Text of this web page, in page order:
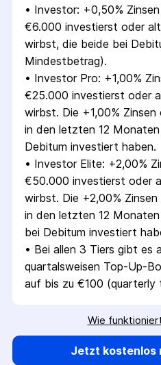
• Investor: +0,50%
€6.000 investierst oder
wirbst, die beide bei
Mindestbetrag).
• Investor Pro: +1,00%
€25.000 investierst oder
wirbst. Die +1,00%
in den letzten 12
Debitum investiert haben.
• Investor Elite: +2,00%
€50.000 investierst oder
wirbst. Die +2,00%
in den letzten 12
bei Debitum investiert
• Bei allen 3 Tiers gibt es
quartalsweisen Top-Up-
auf bis zu €100 (quarterly
Wie
Jetzt kostenlos